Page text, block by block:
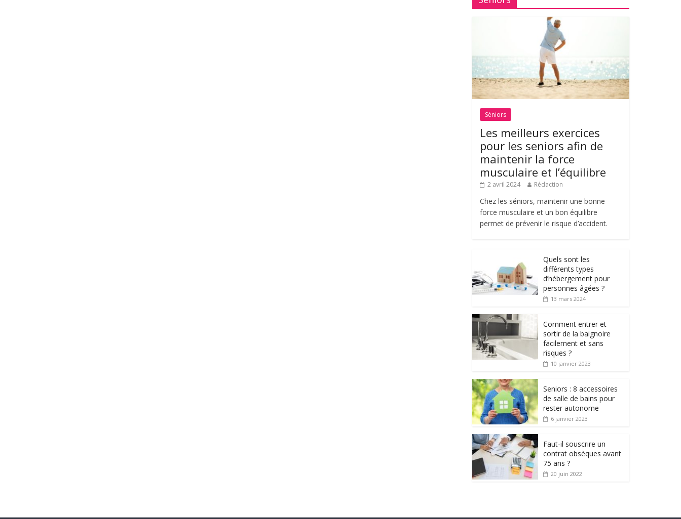
Séniors
Les meilleurs exercices
pour les seniors afin de
maintenir la force
musculaire et l’équilibre
2 avril 2024 Rédaction
Chez les séniors, maintenir une bonne
force musculaire et un bon équilibre
permet de prévenir le risque d’accident.
Quels sont les
différents types
d’hébergement pour
personnes âgées ?
13 mars 2024
Comment entrer et
sortir de la baignoire
facilement et sans
risques ?
10 janvier 2023
Seniors : 8 accessoires
de salle de bains pour
rester autonome
6 janvier 2023
Faut-il souscrire un
contrat obsèques avant
75 ans ?
20 juin 2022